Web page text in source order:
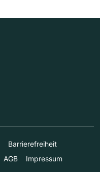
Barrierefreiheit
AGB Impressum